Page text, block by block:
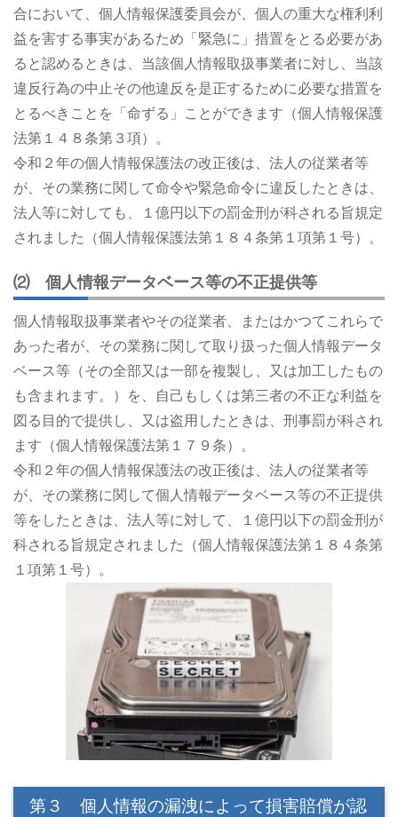
合において、個人情報保護委員会が、個人の重大な権利利
益を害する事実があるため「緊急に」措置をとる必要があ
ると認めるときは、当該個人情報取扱事業者に対し、当該
違反行為の中止その他違反を是正するために必要な措置を
とるべきことを「命ずる」ことができます（個人情報保護
法第１４８条第３項）。
令和２年の個人情報保護法の改正後は、法人の従業者等
が、その業務に関して命令や緊急命令に違反したときは、
法人等に対しても、１億円以下の罰金刑が科される旨規定
されました（個人情報保護法第１８４条第１項第１号）。
⑵ 個人情報データベース等の不正提供等
個人情報取扱事業者やその従業者、またはかつてこれらで
あった者が、その業務に関して取り扱った個人情報データ
ベース等（その全部又は一部を複製し、又は加工したもの
も含まれます。）を、自己もしくは第三者の不正な利益を
図る目的で提供し、又は盗用したときは、刑事罰が科され
ます（個人情報保護法第１７９条）。
令和２年の個人情報保護法の改正後は、法人の従業者等
が、その業務に関して個人情報データベース等の不正提供
等をしたときは、法人等に対して、１億円以下の罰金刑が
科される旨規定されました（個人情報保護法第１８４条第
１項第１号）。
第３ 個人情報の漏洩によって損害賠償が認